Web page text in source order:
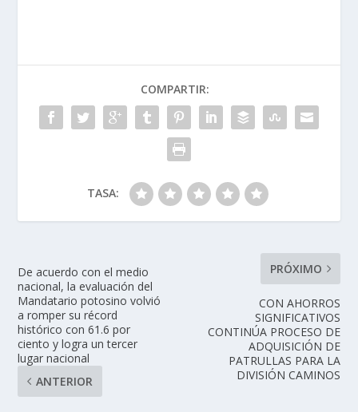
COMPARTIR:
TASA:
De acuerdo con el medio
nacional, la evaluación del
Mandatario potosino volvió
a romper su récord
histórico con 61.6 por
ciento y logra un tercer
lugar nacional
ANTERIOR
PRÓXIMO
CON AHORROS
SIGNIFICATIVOS
CONTINÚA PROCESO DE
ADQUISICIÓN DE
PATRULLAS PARA LA
DIVISIÓN CAMINOS